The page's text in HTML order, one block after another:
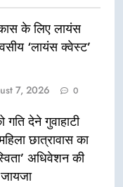
के लिए लायंस
‘लायंस क्वेस्ट’
7, 2026 0
गति देने गुवाहाटी
छात्रावास का
अधिवेशन की
जायजा